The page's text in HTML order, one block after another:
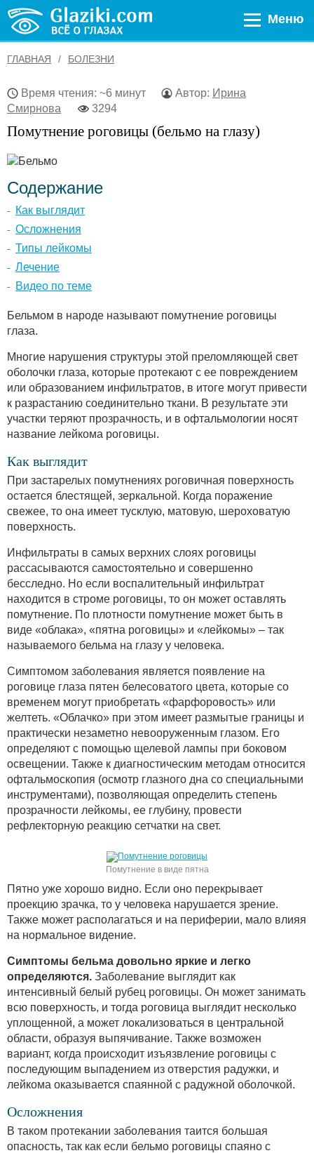
Меню
ГЛАВНАЯ БОЛЕЗНИ
Время чтения: ~6 минут Автор: Ирина
Смирнова
3294
Помутнение роговицы (бельмо на глазу)
Содержание
Как выглядит
Осложнения
Типы лейкомы
Лечение
Видео по теме
Бельмом в народе называют помутнение роговицы
глаза.
Многие нарушения структуры этой преломляющей свет
оболочки глаза, которые протекают с ее повреждением
или образованием инфильтратов, в итоге могут привести
к разрастанию соединительно ткани. В результате эти
участки теряют прозрачность, и в офтальмологии носят
название лейкома роговицы.
Как выглядит
При застарелых помутнениях роговичная поверхность
остается блестящей, зеркальной. Когда поражение
свежее, то она имеет тусклую, матовую, шероховатую
поверхность.
Инфильтраты в самых верхних слоях роговицы
рассасываются самостоятельно и совершенно
бесследно. Но если воспалительный инфильтрат
находится в строме роговицы, то он может оставлять
помутнение. По плотности помутнение может быть в
виде «облака», «пятна роговицы» и «лейкомы» – так
называемого бельма на глазу у человека.
Симптомом заболевания является появление на
роговице глаза пятен белесоватого цвета, которые со
временем могут приобретать «фарфоровость» или
желтеть. «Облачко» при этом имеет размытые границы и
практически незаметно невооруженным глазом. Его
определяют с помощью щелевой лампы при боковом
освещении. Также к диагностическим методам относится
офтальмоскопия (осмотр глазного дна со специальными
инструментами), позволяющая определить степень
прозрачности лейкомы, ее глубину, провести
рефлекторную реакцию сетчатки на свет.
Помутнение в виде пятна
Пятно уже хорошо видно. Если оно перекрывает
проекцию зрачка, то у человека нарушается зрение.
Также может располагаться и на периферии, мало влияя
на нормальное видение.
Симптомы бельма довольно яркие и легко
определяются. Заболевание выглядит как
интенсивный белый рубец роговицы. Он может занимать
всю поверхность, и тогда роговица выглядит несколько
уплощенной, а может локализоваться в центральной
области, образуя выпячивание. Также возможен
вариант, когда происходит изъязвление роговицы с
последующим выпадением из отверстия радужки, и
лейкома оказывается спаянной с радужной оболочкой.
Осложнения
В таком протекании заболевания таится большая
опасность, так как если бельмо роговицы спаяно с